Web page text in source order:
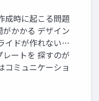
成時に起こる問題
かかる デザイン
イドが作れない…
ートを 探すのが
ミュニケーショ